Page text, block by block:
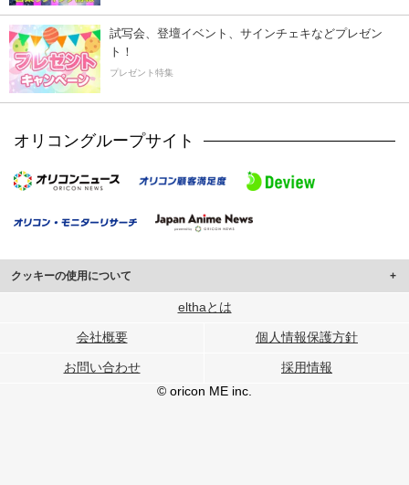
試写会、登壇イベント、サインチェキなどプレゼン
ト！
プレゼント特集
オリコングループサイト
クッキーの使用について
このサイトでは Cookie を使用して、ユーザーに合わせたコンテンツや広告の
行っています。
メディアや広告配信、データ解析の各パートナーに提供しています。
各パートナーは、この情報とユーザーが各パートナーに提供した他の情報や、
ユーザーが各パートナーのサービスを使用したときに収集した他の情報を組み
elthaとは
会社概要 個人情報保護方針
お問い合わせ
採用情報
© oricon ME inc.